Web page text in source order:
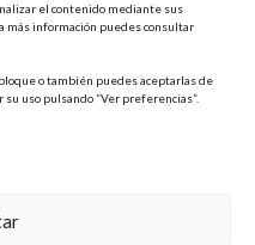
el contenido mediante sus
más información puedes consultar
o también puedes aceptarlas de
uso pulsando “Ver preferencias”.